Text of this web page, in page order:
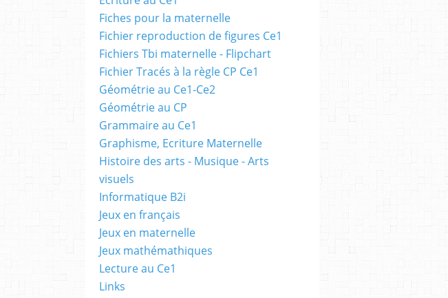
Fiches pour la maternelle
Fichier reproduction de figures Ce1
Fichiers Tbi maternelle - Flipchart
Fichier Tracés à la règle CP Ce1
Géométrie au Ce1-Ce2
Géométrie au CP
Grammaire au Ce1
Graphisme, Ecriture Maternelle
Histoire des arts - Musique - Arts
visuels
Informatique B2i
Jeux en français
Jeux en maternelle
Jeux mathémathiques
Lecture au Ce1
Links